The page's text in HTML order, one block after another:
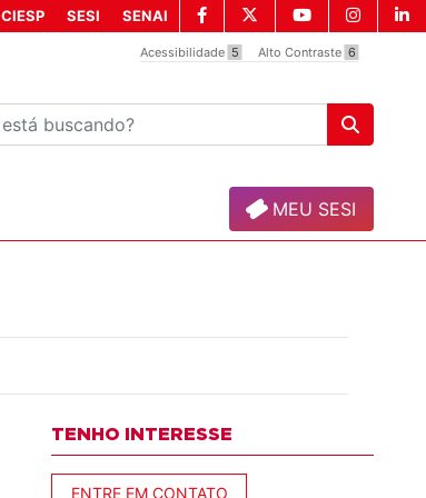
Acessibilidade 5 Alto Contraste 6
CIESP SESI SENAI
MEU SESI
TENHO INTERESSE
ENTRE EM CONTATO